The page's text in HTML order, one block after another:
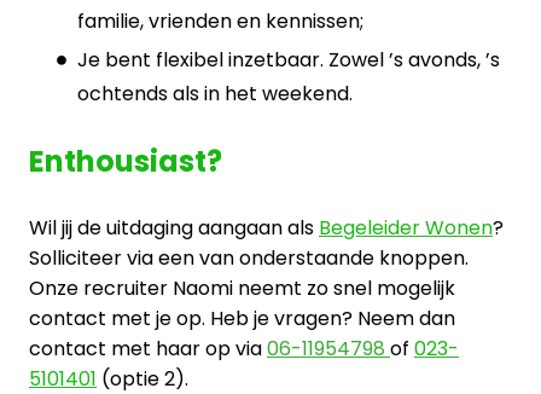
familie, vrienden en kennissen;
Je bent flexibel inzetbaar. Zowel ’s avonds, ’s
ochtends als in het weekend.
Enthousiast?
Wil jij de uitdaging aangaan als Begeleider Wonen?
Solliciteer via een van onderstaande knoppen.
Onze recruiter Naomi neemt zo snel mogelijk
contact met je op. Heb je vragen? Neem dan
contact met haar op via06-11954798 of 023-
5101401 (optie 2).